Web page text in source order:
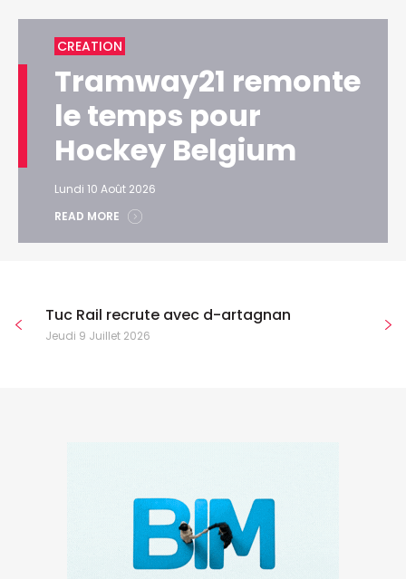
CREATION
Tramway21 remonte
le temps pour
Hockey Belgium
Lundi 10 Août 2026
READ MORE
Tuc Rail recrute avec d-artagnan
Jeudi 9 Juillet 2026